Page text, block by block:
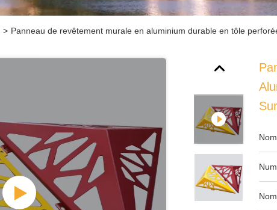
> Panneau de revêtement murale en aluminium durable en tôle